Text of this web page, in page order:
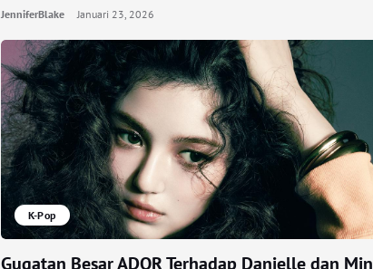
JenniferBlake Januari 23, 2026
K-Pop
Gugatan Besar ADOR Terhadap Danielle dan Min